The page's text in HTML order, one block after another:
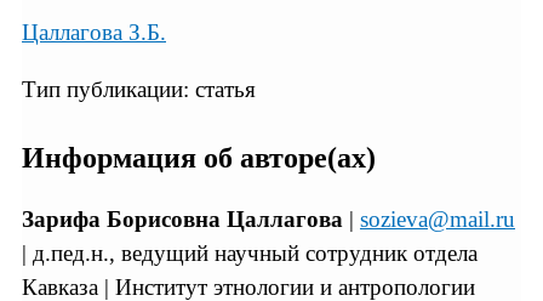
Цаллагова З.Б.
Тип публикации: статья
Информация об авторе(ах)
Зарифа Борисовна Цаллагова | sozieva@mail.ru
| д.пед.н., ведущий научный сотрудник отдела
Кавказа | Институт этнологии и антропологии